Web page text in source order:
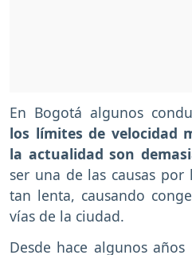
En Bogotá algunos
los límites de velocidad
la actualidad son
ser una de las causas
tan lenta, causando
vías de la ciudad.
Desde hace algunos